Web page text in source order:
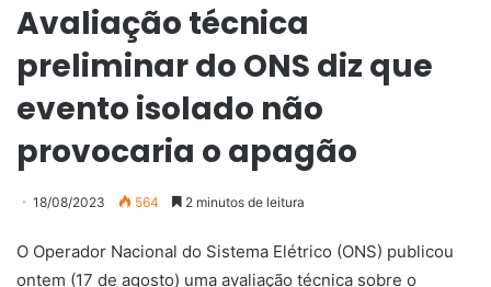
Avaliação técnica
preliminar do ONS diz que
evento isolado não
provocaria o apagão
18/08/2023 564 2 minutos de leitura
O Operador Nacional do Sistema Elétrico (ONS) publicou
ontem (17 de agosto) uma avaliação técnica sobre o